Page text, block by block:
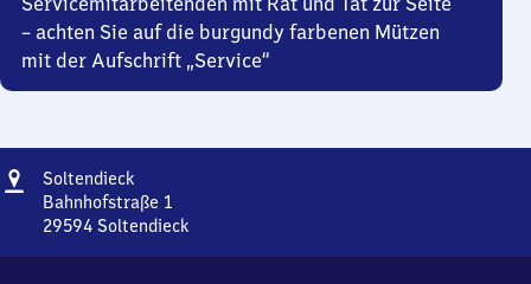
– achten Sie auf die burgundy farbenen Mützen
mit der Aufschrift „Service“
Adresse
Soltendieck
Bahnhofstraße 1
29594 Soltendieck